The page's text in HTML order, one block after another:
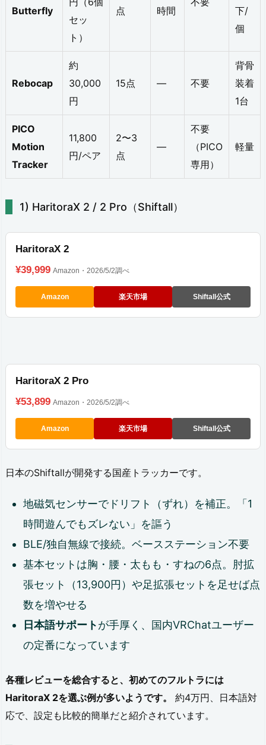
s
の
蔵
ボ
ン
O
B
T）
3.
P
2:
フ
ェ
イ
ス
ト
ッ
キ
Butterfly
セッ
ト）
点 時間
下/
個
Rebocap
約
30,000
円
15点 — 不要
背骨
装着
1台
PICO
Motion
Tracker
11,800
円/ペア
2〜3
点
—
不要
（PICO
専用）
軽量
HaritoraX 2 / 2 Pro（Shiftall）
HaritoraX 2
¥39,999 Amazon・2026/5/2調べ
Amazon 楽天市場 Shiftall公式
HaritoraX 2 Pro
¥53,899 Amazon・2026/5/2調べ
Amazon 楽天市場 Shiftall公式
日本のShiftallが開発する国産トラッカーです。
地磁気センサーでドリフト（ずれ）を補正。「1
時間遊んでもズレない」を謳う
BLE/独自無線で接続。ベースステーション不要
基本セットは胸・腰・太もも・すねの6点。肘拡
張セット（13,900円）や足拡張セットを足せば点
数を増やせる
日本語サポートが手厚く、国内VRChatユーザー
の定番になっています
各種レビューを総合すると、初めてのフルトラには
HaritoraX 2を選ぶ例が多いようです。
約4万円、日本語対
応で、設定も比較的簡単だと紹介されています。